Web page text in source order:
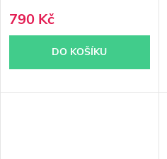
790 Kč
DO KOŠÍKU